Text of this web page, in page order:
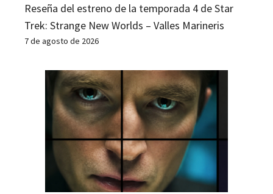
Reseña del estreno de la temporada 4 de Star
Trek: Strange New Worlds – Valles Marineris
7 de agosto de 2026